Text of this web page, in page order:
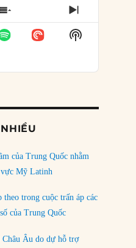
nhận cuộc gặp với
quỹ đầu tư mạo
Chiến tranh Iran?
Bắc Kinh ở Biển Đông
SHOW
EPISODES
LIST
NEXT
EPISODE
Show
Podcast
của Trung Quốc nhằm
Mỹ Latinh
theo trong cuộc trấn áp các
của Trung Quốc
Âu do dự hỗ trợ